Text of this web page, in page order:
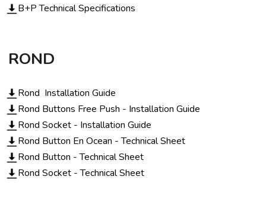
B+P Technical Specifications
ROND
Rond Installation Guide
Rond Buttons Free Push - Installation Guide
Rond Socket - Installation Guide
Rond Button En Ocean - Technical Sheet
Rond Button - Technical Sheet
Rond Socket - Technical Sheet